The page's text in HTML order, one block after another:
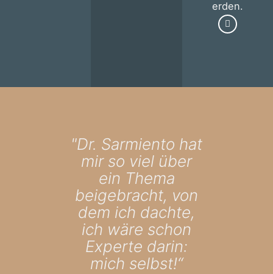
erden.
"Dr. Sarmiento hat
mir so viel über
ein Thema
beigebracht, von
dem ich dachte,
ich wäre schon
Experte darin:
mich selbst!“